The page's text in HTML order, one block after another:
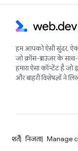
हम आपको ऐसी सुंदर,
जो क्रॉस-ब्राउज़र के
हमारा ऐसा कॉन्टेंट है
और बाहरी विशेषज्ञों ने
शर्तें निजता Manage